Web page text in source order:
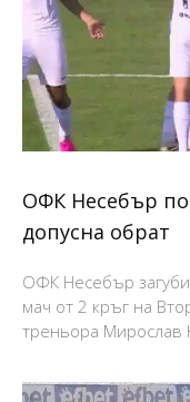
ОФК Несебър
допусна обрат
ОФК Несебър
мач от 2 кръг на
треньора Мирослав